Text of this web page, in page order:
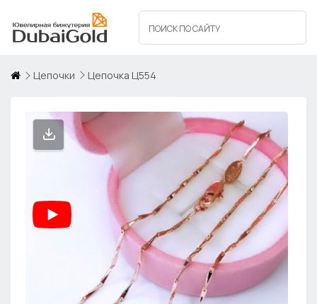
Цепочки Цепочка Ц554